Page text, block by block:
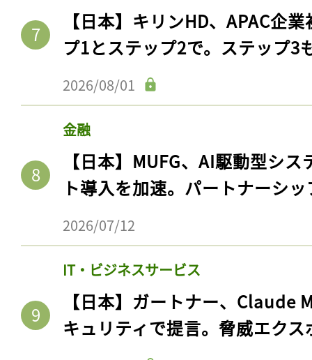
【日本】キリンHD、APAC企
プ1とステップ2で。ステップ3
2026/08/01
金融
【日本】MUFG、AI駆動型シ
ト導入を加速。パートナーシ
2026/07/12
IT・ビジネスサービス
【日本】ガートナー、Claude
キュリティで提言。脅威エク